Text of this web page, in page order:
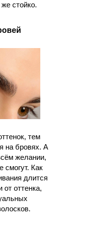
стойко.
тем
на бровях. А
желании,
смогут. Как
длится
от оттенка,